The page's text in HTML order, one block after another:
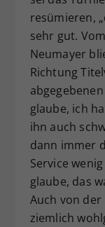
resümieren,
sehr gut.
Neumayer
Richtung
glaube, ich
ihn auch
dann immer
Service
glaube, das
Auch von
ziemlich